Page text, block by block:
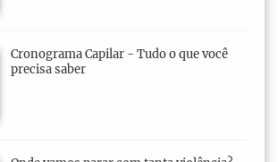
Cronograma Capilar - Tudo o que você
precisa saber